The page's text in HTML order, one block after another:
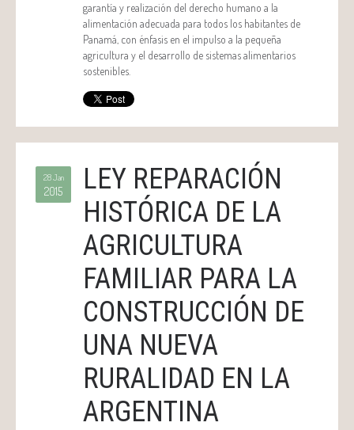
garantía y realización del derecho humano a la
alimentación adecuada para todos los habitantes de
Panamá, con énfasis en el impulso a la pequeña
agricultura y el desarrollo de sistemas alimentarios
sostenibles.
28 Jan
2015
LEY REPARACIÓN
HISTÓRICA DE LA
AGRICULTURA
FAMILIAR PARA LA
CONSTRUCCIÓN DE
UNA NUEVA
RURALIDAD EN LA
ARGENTINA